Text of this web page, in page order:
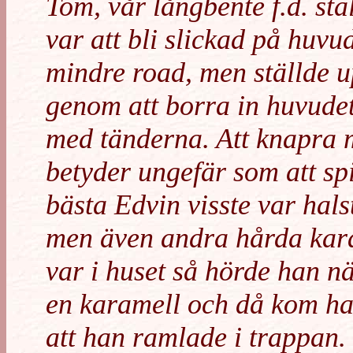
Tom, vår långbente f.d.
var att bli slickad på
mindre road, men ställde
genom att borra in
med tänderna. Att knapra
betyder ungefär som att
bästa Edvin visste var
men även andra hårda
var i huset så hörde han
en karamell och då kom
att han ramlade i